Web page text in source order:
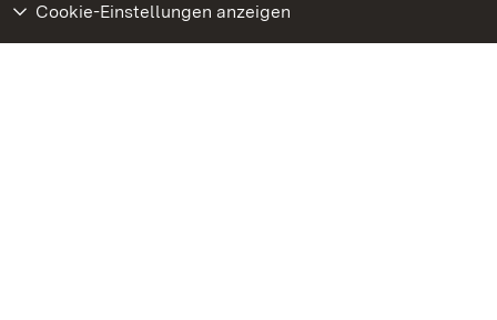
Cookie-Einstellungen anzeigen
Weiteres